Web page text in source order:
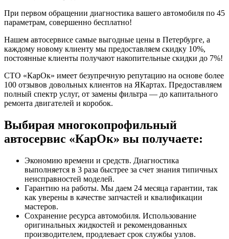
При первом обращении диагностика вашего автомобиля по 45
параметрам, совершенно бесплатно!
Нашем автосервисе самые выгодные цены в Петербурге, а
каждому новому клиенту мы предоставляем скидку 10%,
постоянные клиенты получают накопительные скидки до 7%!
СТО «КарОк» имеет безупречную репутацию на основе более
100 отзывов довольных клиентов на ЯКартах. Предоставляем
полный спектр услуг, от замены фильтра — до капитального
ремонта двигателей и коробок.
Выбирая многокопрофильный
автосервис «КарОк» вы получаете:
Экономию времени и средств. Диагностика
выполняется в 3 раза быстрее за счет знания типичных
неисправностей моделей.
Гарантию на работы. Мы даем 24 месяца гарантии, так
как уверены в качестве запчастей и квалификации
мастеров.
Сохранение ресурса автомобиля. Использование
оригинальных жидкостей и рекомендованных
производителем, продлевает срок службы узлов.